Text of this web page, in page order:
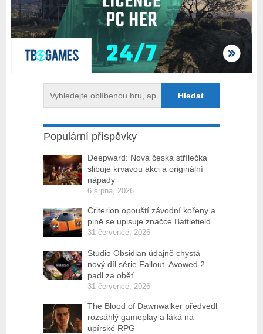
Populární příspěvky
Deepward: Nová česká střílečka
slibuje krvavou akci a originální
nápady
6 srpna, 2026
Criterion opouští závodní kořeny a
plně se upisuje značce Battlefield
31 července, 2026
Studio Obsidian údajně chystá
nový díl série Fallout, Avowed 2
padl za oběť
31 července, 2026
The Blood of Dawnwalker předvedl
rozsáhlý gameplay a láká na
upírské RPG